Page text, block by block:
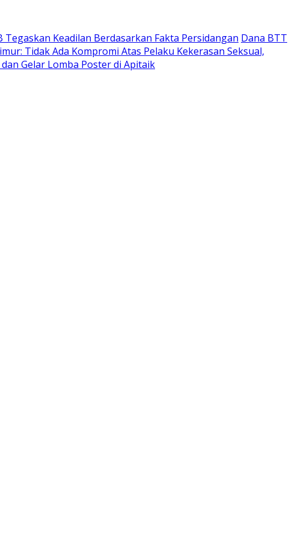
Keadilan Berdasarkan Fakta Persidangan Dana BTT
Tidak Ada Kompromi Atas Pelaku Kekerasan Seksual,
Gelar Lomba Poster di Apitaik